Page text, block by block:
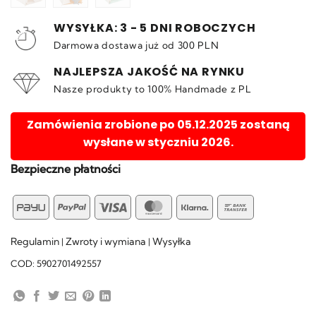
WYSYŁKA: 3 - 5 DNI ROBOCZYCH
Darmowa dostawa już od 300 PLN
NAJLEPSZA JAKOŚĆ NA RYNKU
Nasze produkty to 100% Handmade z PL
Zamówienia zrobione po 05.12.2025 zostaną
wysłane w styczniu 2026.
Bezpieczne płatności
PayU PayPal Visa MasterCardKlarna
Transfer
Regulamin | Zwroty i wymiana | Wysyłka
COD: 5902701492557